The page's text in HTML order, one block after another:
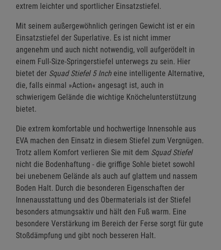
extrem leichter und sportlicher Einsatzstiefel.
Mit seinem außergewöhnlich geringen Gewicht ist er ein
Einsatzstiefel der Superlative. Es ist nicht immer
angenehm und auch nicht notwendig, voll aufgerödelt in
einem Full-Size-Springerstiefel unterwegs zu sein. Hier
bietet der Squad Stiefel 5 Inch eine intelligente Alternative,
die, falls einmal »Action« angesagt ist, auch in
schwierigem Gelände die wichtige Knöchelunterstützung
bietet.
Die extrem komfortable und hochwertige Innensohle aus
EVA machen den Einsatz in diesem Stiefel zum Vergnügen.
Trotz allem Komfort verlieren Sie mit dem Squad Stiefel
nicht die Bodenhaftung - die griffige Sohle bietet sowohl
bei unebenem Gelände als auch auf glattem und nassem
Boden Halt. Durch die besonderen Eigenschaften der
Innenausstattung und des Obermaterials ist der Stiefel
besonders atmungsaktiv und hält den Fuß warm. Eine
besondere Verstärkung im Bereich der Ferse sorgt für gute
Stoßdämpfung und gibt noch besseren Halt.